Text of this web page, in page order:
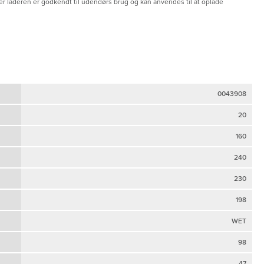
er godkendt til udendørs brug og kan anvendes til at oplade
0043908
20
160
240
230
198
WET
98